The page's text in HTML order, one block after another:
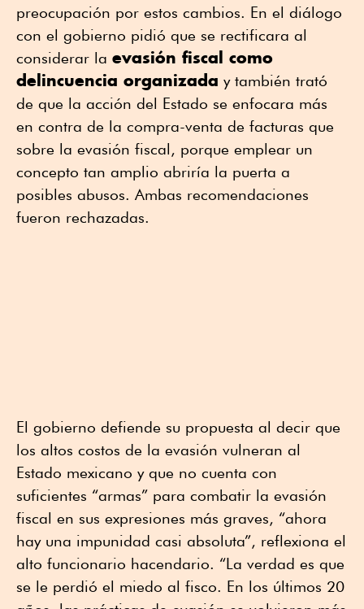
preocupación por estos cambios. En el diálogo
con el gobierno pidió que se rectificara al
considerar la evasión fiscal como
delincuencia organizada y también trató
de que la acción del Estado se enfocara más
en contra de la compra-venta de facturas que
sobre la evasión fiscal, porque emplear un
concepto tan amplio abriría la puerta a
posibles abusos. Ambas recomendaciones
fueron rechazadas.
El gobierno defiende su propuesta al decir que
los altos costos de la evasión vulneran al
Estado mexicano y que no cuenta con
suficientes “armas” para combatir la evasión
fiscal en sus expresiones más graves, “ahora
hay una impunidad casi absoluta”, reflexiona el
alto funcionario hacendario. “La verdad es que
se le perdió el miedo al fisco. En los últimos 20